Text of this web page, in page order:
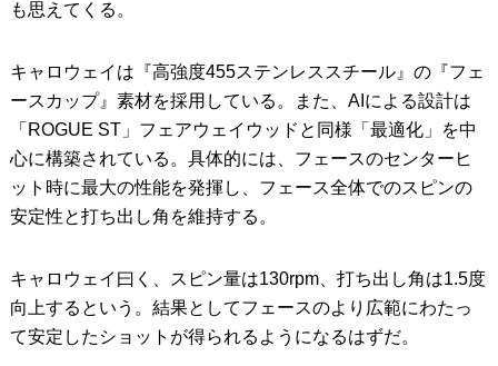
も思えてくる。
キャロウェイは『高強度455ステンレススチール』の『フェ
ースカップ』素材を採用している。また、AIによる設計は
「ROGUE ST」フェアウェイウッドと同様「最適化」を中
心に構築されている。具体的には、フェースのセンターヒ
ット時に最大の性能を発揮し、フェース全体でのスピンの
安定性と打ち出し角を維持する。
キャロウェイ曰く、スピン量は130rpm、打ち出し角は1.5度
向上するという。結果としてフェースのより広範にわたっ
て安定したショットが得られるようになるはずだ。